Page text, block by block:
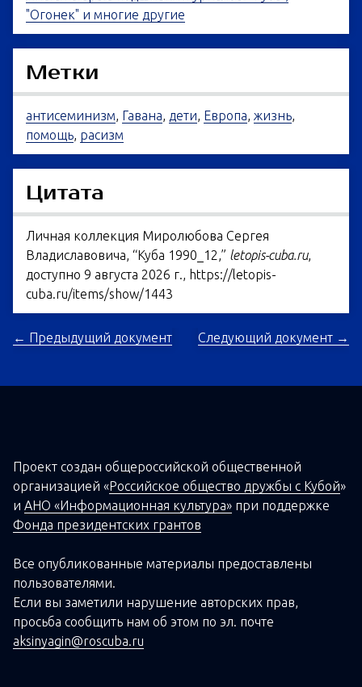
"Огонек" и многие другие
Метки
антисеминизм, Гавана, дети, Европа, жизнь,
помощь, расизм
Цитата
Личная коллекция Миролюбова Сергея
Владиславовича, “Куба 1990_12,” letopis-cuba.ru,
доступно 9 августа 2026 г., https://letopis-
cuba.ru/items/show/1443
← Предыдущий документ Следующий документ →
Проект создан общероссийской общественной
организацией «Российское общество дружбы с Кубой»
и АНО «Информационная культура» при поддержке
Фонда президентских грантов
Все опубликованные материалы предоставлены
пользователями.
Если вы заметили нарушение авторских прав,
просьба сообщить нам об этом по эл. почте
aksinyagin@roscuba.ru